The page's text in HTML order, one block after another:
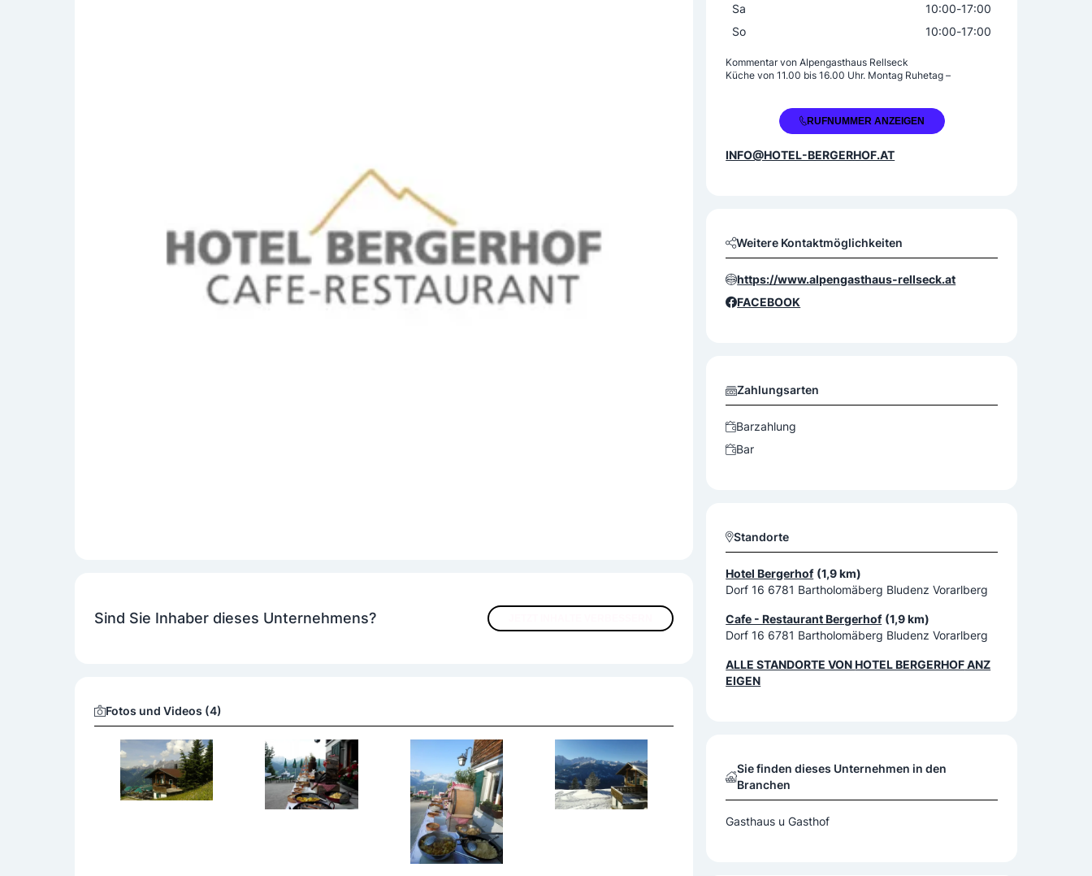
Sind Sie Inhaber dieses Unternehmens?
Fotos und Videos (4)
Sa
10:00-17:00
So
10:00-17:00
Kommentar vonAlpengasthaus Rellseck
Küche von 11.00 bis 16.00 Uhr. Montag Ruhetag –
+43 5556 73117RUFNUMMER ANZEIGEN
INFO@HOTEL-BERGERHOF.AT
Weitere Kontaktmöglichkeiten
https://www.alpengasthaus-rellseck.at
FACEBOOK
Zahlungsarten
Barzahlung
Bar
Standorte
Hotel Bergerhof (1,9 km)
Dorf 16 6781 Bartholomäberg Bludenz Vorarlberg
Cafe - Restaurant Bergerhof (1,9 km)
Dorf 16 6781 Bartholomäberg Bludenz Vorarlberg
ALLE STANDORTE VONHOTEL BERGERHOFANZ
EIGEN
Sie finden dieses Unternehmen in den
Branchen
Gasthaus u Gasthof